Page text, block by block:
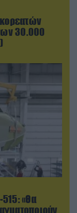
30.000
515: «Θα